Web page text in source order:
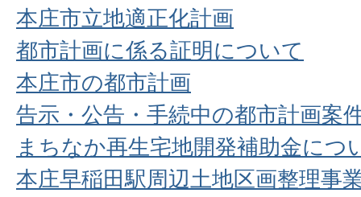
本庄市立地適正化計画
都市計画に係る証明について
本庄市の都市計画
告示・公告・手続中の都市計画案
まちなか再生宅地開発補助金につ
本庄早稲田駅周辺土地区画整理事